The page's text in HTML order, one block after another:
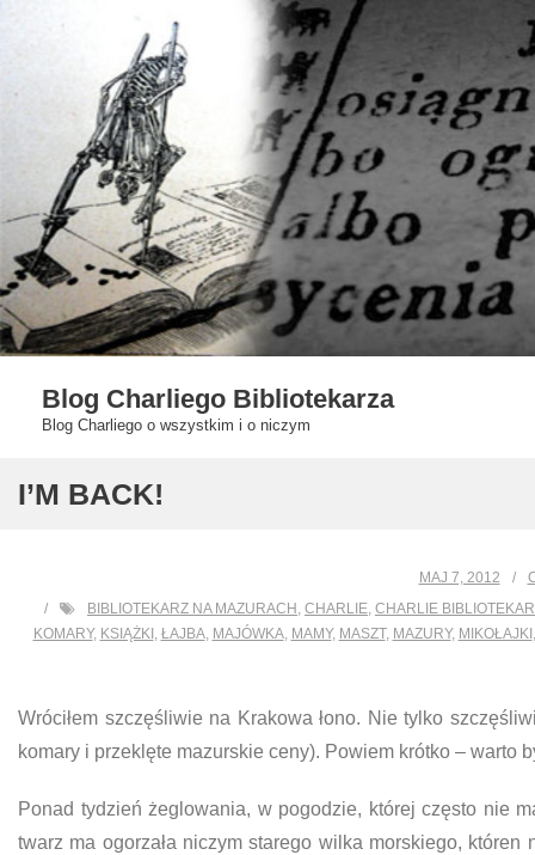
Blog Charliego Bibliotekarza
Blog Charliego o wszystkim i o niczym
I’M BACK!
MAJ 7, 2012
BIBLIOTEKARZ NA MAZURACH , CHARLIE, CHARLIE
KOMARY, KSIĄŻKI , ŁAJBA, MAJÓWKA, MAMY, MASZT, MAZURY, MIKOŁAJKI
Wróciłem szczęśliwie na Krakowa łono. Nie tylko
komary i przeklęte mazurskie ceny). Powiem krótko – warto
Ponad tydzień żeglowania, w pogodzie, której często nie
twarz ma ogorzała niczym starego wilka morskiego,